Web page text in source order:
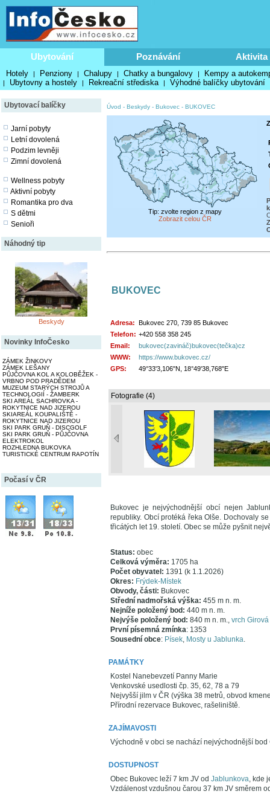
Ubytování Poznávání Aktivita
Hotely | Penziony | Chalupy | Chatky a bungalovy | Kempy a
| Ubytovny a hostely | Rekreační střediska | Výhodné balíčky ubytování
Ubytovací balíčky
Jarní pobyty
Letní dovolená
Podzim levněji
Zimní dovolená
Wellness pobyty
Aktivní pobyty
Romantika pro dva
S dětmi
Senioři
Náhodný tip
Beskydy
Novinky InfoČesko
ZÁMEK ŽINKOVY
ZÁMEK LEŠANY
PŮJČOVNA KOL A KOLOBĚŽEK -
VRBNO POD PRADĚDEM
MUZEUM STARÝCH STROJŮ A
TECHNOLOGIÍ - ŽAMBERK
SKI AREÁL SACHROVKA -
ROKYTNICE NAD JIZEROU
SKIAREÁL KOUPALIŠTĚ -
ROKYTNICE NAD JIZEROU
SKI PARK GRUŇ - DISCGOLF
SKI PARK GRUŇ - PŮJČOVNA
ELEKTROKOL
ROZHLEDNA BUKOVKA
TURISTICKÉ CENTRUM RAPOTÍN
Počasí v ČR
Úvod - Beskydy - Bukovec - BUKOVEC
Tip: zvolte region z mapy
Zobrazit celou ČR
BUKOVEC
Adresa: Bukovec 270, 739 85 Bukovec
Telefon: +420 558 358 245
Email:
bukovec(zavináč)bukovec(tečka)cz
WWW:
https://www.bukovec.cz/
GPS:
49°33'3,106"N, 18°49'38,768"E
Fotografie (4)
Bukovec je nejvýchodnější obcí nejen
republiky. Obcí protéká řeka Olše. Dochovaly
třicátých let 19. století. Obec se může pyšnit
Status: obec
Celková výměra: 1705 ha
Počet obyvatel: 1391 (k 1.1.2026)
Okres: Frýdek-Místek
Obvody, části: Bukovec
Střední nadmořská výška: 455 m n. m.
Nejníže položený bod: 440 m n. m.
Nejvýše položený bod: 840 m n. m., vrch Girová
První písemná zmínka: 1353
Sousední obce: Písek, Mosty u Jablunka.
PAMÁTKY
Kostel Nanebevzetí Panny Marie
Venkovské usedlosti čp. 35, 62, 78 a 79
Nejvyšší jilm v ČR (výška 38 metrů, obvod
Přírodní rezervace Bukovec, rašeliniště.
ZAJÍMAVOSTI
Východně v obci se nachází nejvýchodnější
DOSTUPNOST
Obec Bukovec leží 7 km JV od Jablunkova, kde
Vzdálenost vzdušnou čarou 37 km JV směrem